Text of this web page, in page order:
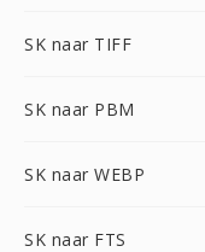
SK naar TIFF
SK naar PBM
SK naar WEBP
SK naar FTS